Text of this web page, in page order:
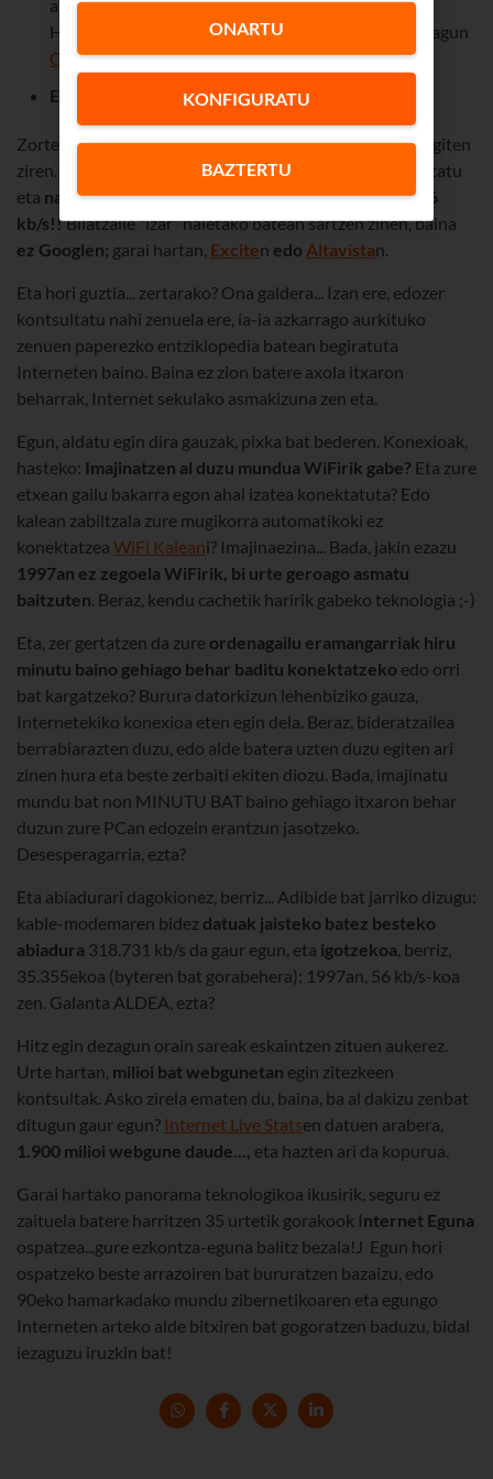
antzekoak entzuten ziren (hitz egingo dugu, Friki
Harrotasunaren Egunean, robot horretaz eta bere lagun
C3POz).
Eta itxaron egin behar zen...
Zorte pixka batekin, konexioa ezarri eta soinuak isildu egiten
ziren. Eta lortzen bazenuen urrats guztiak egitea, konektatu
eta nabigatzen hasten zinen, izugarrizko abiaduran: 56
kb/s!!Bilatzaile "izar" haietako batean sartzen zinen, baina
ez Googlen; garai hartan, Exciten edo Altavistan.
Eta hori guztia... zertarako? Ona galdera... Izan ere, edozer
kontsultatu nahi zenuela ere, ia-ia azkarrago aurkituko
zenuen paperezko entziklopedia batean begiratuta
Interneten baino. Baina ez zion batere axola itxaron
beharrak, Internet sekulako asmakizuna zen eta.
Egun, aldatu egin dira gauzak, pixka bat bederen. Konexioak,
hasteko: Imajinatzen al duzu mundua WiFirik gabe? Eta zure
etxean gailu bakarra egon ahal izatea konektatuta? Edo
kalean zabiltzala zure mugikorra automatikoki ez
konektatzea WiFi Kaleani? Imajinaezina... Bada, jakin ezazu
1997an ez zegoela WiFirik, bi urte geroago asmatu
baitzuten . Beraz, kendu cachetik haririk gabeko teknologia ;-)
Eta, zer gertatzen da zure ordenagailu eramangarriak hiru
minutu baino gehiago behar baditu konektatzeko edo orri
bat kargatzeko? Burura datorkizun lehenbiziko gauza,
Internetekiko konexioa eten egin dela. Beraz, bideratzailea
berrabiarazten duzu, edo alde batera uzten duzu egiten ari
zinen hura eta beste zerbaiti ekiten diozu. Bada, imajinatu
mundu bat non MINUTU BAT baino gehiago itxaron behar
duzun zure PCan edozein erantzun jasotzeko.
Desesperagarria, ezta?
Eta abiadurari dagokionez, berriz... Adibide bat jarriko dizugu:
kable-modemaren bidez datuak jaisteko batez besteko
abiadura 318.731 kb/s da gaur egun, eta igotzekoa , berriz,
35.355ekoa (byteren bat gorabehera); 1997an, 56 kb/s-koa
zen. Galanta ALDEA, ezta?
Hitz egin dezagun orain sareak eskaintzen zituen aukerez.
Urte hartan, milioi bat webgunetan egin zitezkeen
kontsultak. Asko zirela ematen du, baina, ba al dakizu zenbat
ditugun gaur egun? Internet Live Statsen datuen arabera,
1.900 milioi webgune daude..., eta hazten ari da kopurua.
Garai hartako panorama teknologikoa ikusirik, seguru ez
zaituela batere harritzen 35 urtetik gorakook Internet Eguna
ospatzea...gure ezkontza-eguna balitz bezala!J Egun hori
ospatzeko beste arrazoiren bat bururatzen bazaizu, edo
90eko hamarkadako mundu zibernetikoaren eta egungo
Interneten arteko alde bitxiren bat gogoratzen baduzu, bidal
iezaguzu iruzkin bat!
KONFIGURATU
BAZTERTU
ONARTU